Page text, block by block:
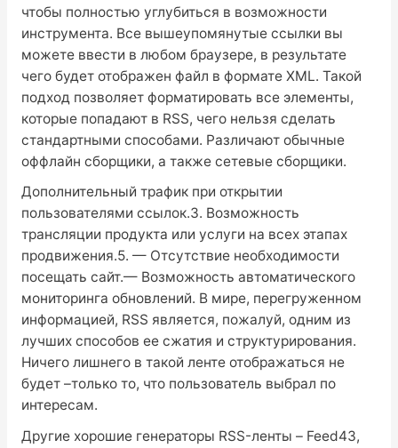
чтобы полностью углубиться в возможности
инструмента. Все вышеупомянутые ссылки вы
можете ввести в любом браузере, в результате
чего будет отображен файл в формате XML. Такой
подход позволяет форматировать все элементы,
которые попадают в RSS, чего нельзя сделать
стандартными способами. Различают обычные
оффлайн сборщики, а также сетевые сборщики.
Дополнительный трафик при открытии
пользователями ссылок.3. Возможность
трансляции продукта или услуги на всех этапах
продвижения.5. — Отсутствие необходимости
посещать сайт.— Возможность автоматического
мониторинга обновлений. В мире, перегруженном
информацией, RSS является, пожалуй, одним из
лучших способов ее сжатия и структурирования.
Ничего лишнего в такой ленте отображаться не
будет –только то, что пользователь выбрал по
интересам.
Другие хорошие генераторы RSS-ленты – Feed43,